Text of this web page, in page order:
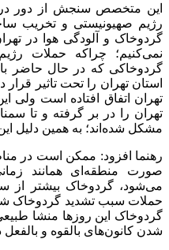
این متخصص سنجش از دور در
رژیم صهیونیستی و تخریب
گردوخاک و آلودگی هوا در
نمی‌کنیم؛ چراکه حملات
گردوخاکی که در حال حاضر
استان تهران را تحت تاثیر
تهران اتفاق افتاده است ولی
تهران را در بر گرفته و تا
مشکل شده‌اند؛ به همین دلیل
رهنما افزود: ممکن است در
صورت منطقه‌ای همانند
می‌شود، گردوخاک بیشتر از
حملات سبب تشدید گردوخاک
گردوخاک این روزها منشا
شدن کانون‌های بالقوه و بالفعل